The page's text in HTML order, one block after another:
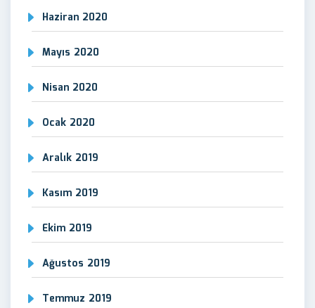
Haziran 2020
Mayıs 2020
Nisan 2020
Ocak 2020
Aralık 2019
Kasım 2019
Ekim 2019
Ağustos 2019
Temmuz 2019